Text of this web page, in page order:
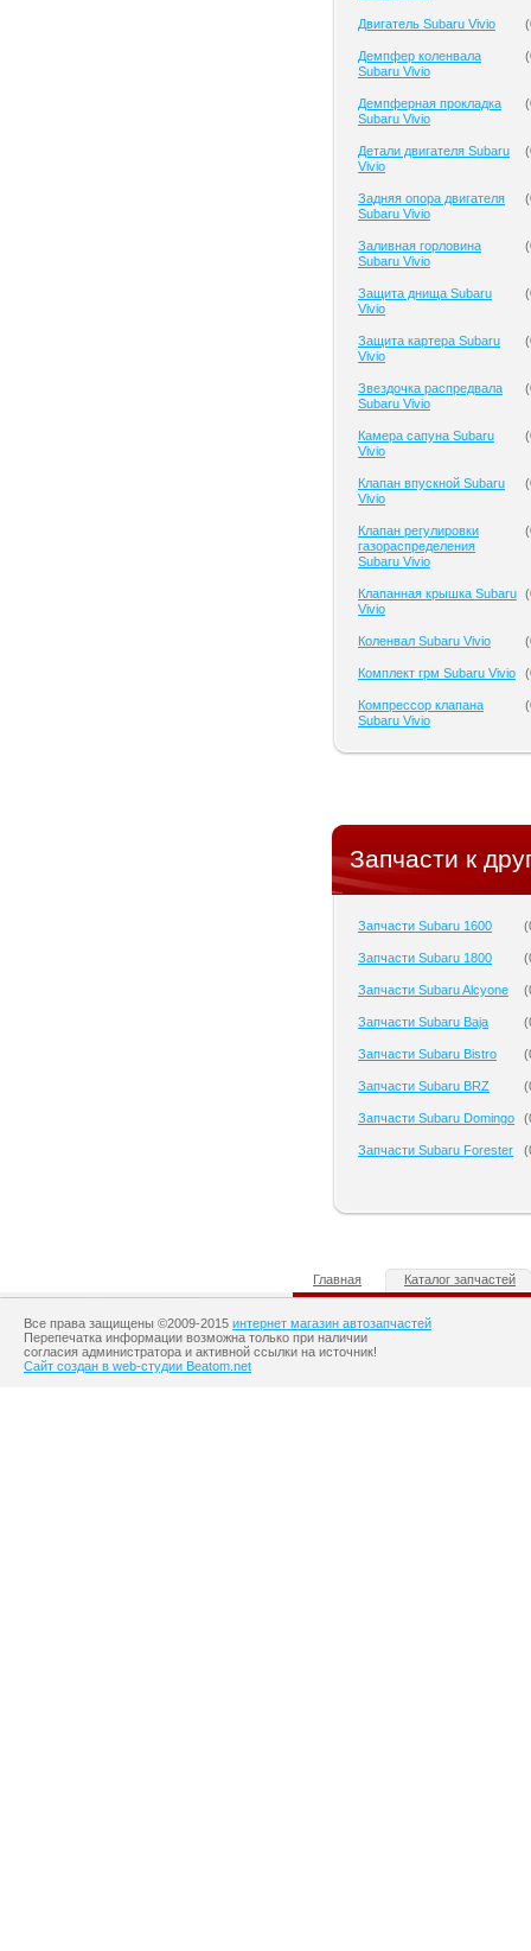
Двигатель Subaru Vivio (
Демпфер коленвала
Subaru Vivio
(
Демпферная прокладка
Subaru Vivio
(
Детали двигателя Subaru
Vivio
(
Задняя опора двигателя
Subaru Vivio
(
Заливная горловина
Subaru Vivio
(
Защита днища Subaru
Vivio
(
Защита картера Subaru
Vivio
(
Звездочка распредвала
Subaru Vivio
(
Камера сапуна Subaru
Vivio
(
Клапан впускной Subaru
Vivio
(
Клапан регулировки
газораспределения
Subaru Vivio
(
Клапанная крышка Subaru
Vivio
(
Коленвал Subaru Vivio (
Комплект грм Subaru Vivio (
Компрессор клапана
Subaru Vivio
(
Запчасти к
Запчасти Subaru 1600 (
Запчасти Subaru 1800 (
Запчасти Subaru Alcyone (
Запчасти Subaru Baja (
Запчасти Subaru Bistro (
Запчасти Subaru BRZ (
Запчасти Subaru Domingo (
Запчасти Subaru Forester (
Главная Каталог запчастей
Все права защищены ©2009-2015 интернет магазин автозапчастей
Перепечатка информации возможна только при наличии
согласия администратора и активной ссылки на источник!
Сайт создан в web-студии Beatom.net